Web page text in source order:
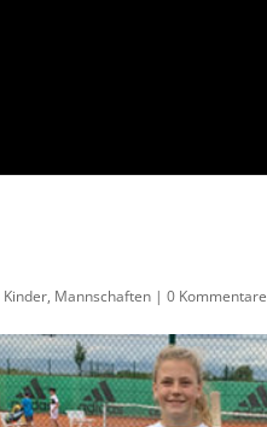
Kinder, Mannschaften |0 Kommentare